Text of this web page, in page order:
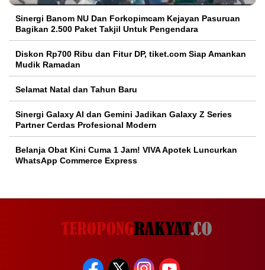
Sinergi Banom NU Dan Forkopimcam Kejayan Pasuruan
Bagikan 2.500 Paket Takjil Untuk Pengendara
Diskon Rp700 Ribu dan Fitur DP, tiket.com Siap Amankan
Mudik Ramadan
Selamat Natal dan Tahun Baru
Sinergi Galaxy AI dan Gemini Jadikan Galaxy Z Series
Partner Cerdas Profesional Modern
Belanja Obat Kini Cuma 1 Jam! VIVA Apotek Luncurkan
WhatsApp Commerce Express